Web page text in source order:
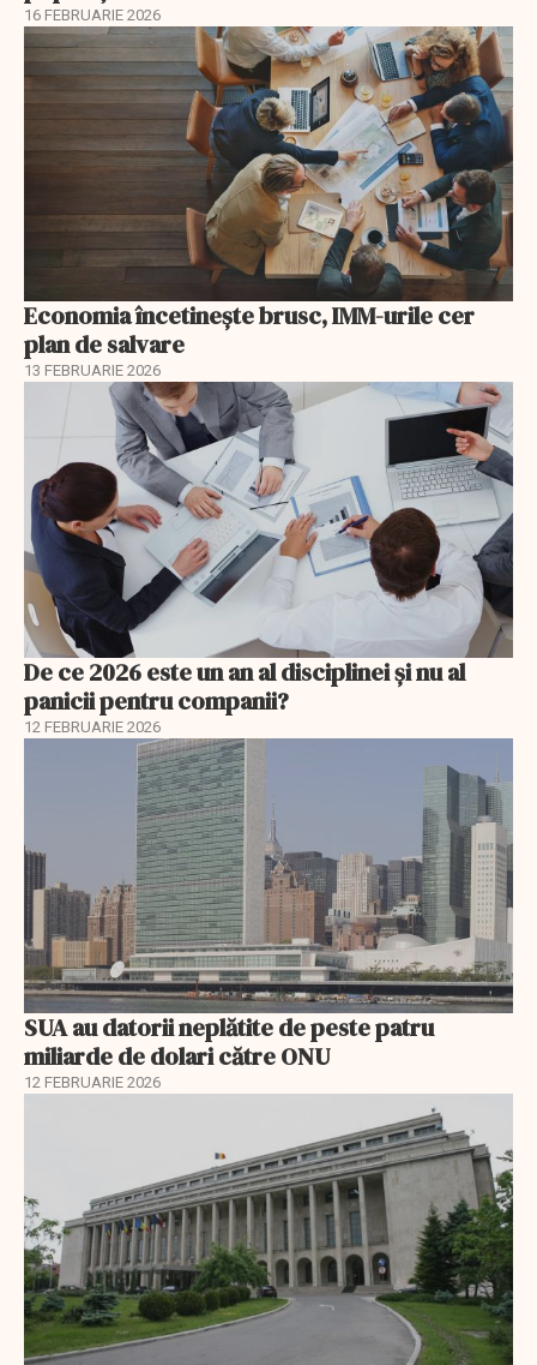
16 FEBRUARIE 2026
Economia încetinește brusc, IMM-urile cer
plan de salvare
13 FEBRUARIE 2026
De ce 2026 este un an al disciplinei și nu al
panicii pentru companii?
12 FEBRUARIE 2026
SUA au datorii neplătite de peste patru
miliarde de dolari către ONU
12 FEBRUARIE 2026